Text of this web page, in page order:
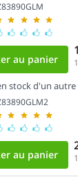
stock d'un